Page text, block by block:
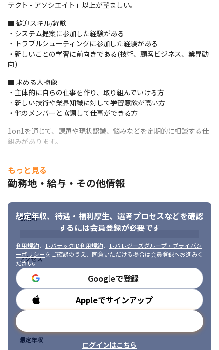
・実際の業務では、システムの運用からお任せする予定です
＜チームについて＞
・平均2名で案件に携わります
・小さな案件では1名、大きな案件ではチーム全体が参画する場合
もあります
・コミュニケーションツールはSlackを使用しています
■社員の年収例
・20代 エンジニア／620万円
・30代 エンジニア／750万円
■ この仕事の面白み、魅力
ます
・新しいサービスや機能追加の際に要件定義や設計等の上流工程
・PCI DSSなどのセキュリティや決済システムに関する知識を身に
つけられます
・カード会社の技術をベースにした、セキュリティに関する汎用
性の高い技術を学べます
テクト - アソシエイト」以上が望ましい。
■ 歓迎スキル/経験
・システム提案に参加した経験がある
・トラブルシューティングに参加した経験がある
・新しいことの学習に前向きである(技術、顧客ビジネス、業界動
向)
■ 求める人物像
・主体的に自らの仕事を作り、取り組んでいける方
・新しい技術や業界知識に対して学習意欲が高い方
・他のメンバーと協調して仕事ができる方
1on1を通じて、課題や現状認識、悩みなどを定期的に相談する仕
組みがあります。
もっと見る
勤務地・給与・その他情報
想定年収、待遇・福利厚生、 選考プロセスなどを確認
するには会員登録が必要です
利用規約、 レバテックID利用規約、
レバレジーズグループ・プライバシ
ーポリシーをご確認のうえ、同意いただける場合は会員登録へお進みく
ださい。
Googleで登録
Appleでサインアップ
ログインはこちら
勤務地
アクセス
勤務時間
想定年収